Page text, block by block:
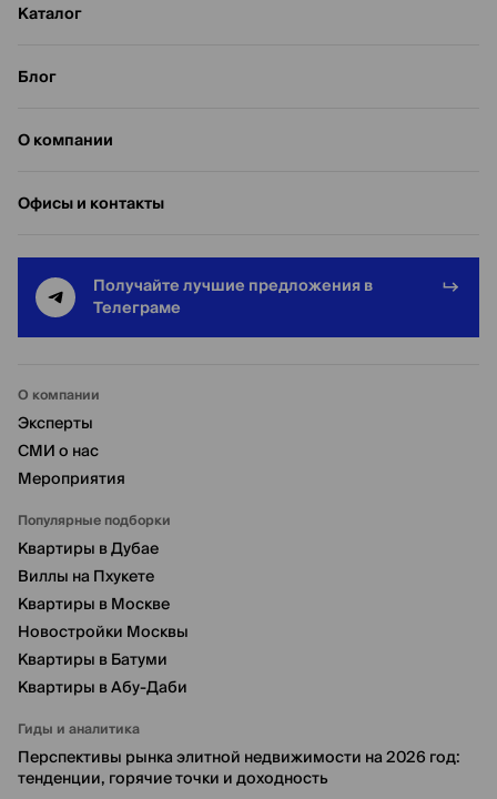
Каталог
Блог
О компании
Офисы и контакты
Получайте лучшие предложения в
Телеграме
О компании
Эксперты
СМИ о нас
Мероприятия
Популярные подборки
Квартиры в Дубае
Виллы на Пхукете
Квартиры в Москве
Новостройки Москвы
Квартиры в Батуми
Квартиры в Абу-Даби
Гиды и аналитика
Перспективы рынка элитной недвижимости на 2026 год:
тенденции, горячие точки и доходность